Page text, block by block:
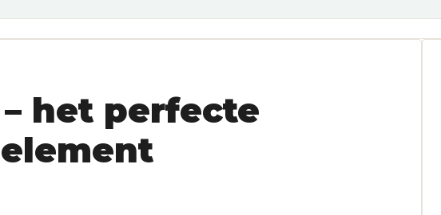
het perfecte